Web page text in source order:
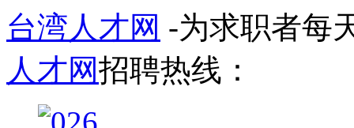
台湾人才网 -为求职者每
人才网招聘热线：